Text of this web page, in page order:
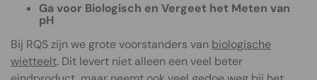
Ga voor Biologisch en Vergeet het Meten van
pH
Bij RQS zijn we grote voorstanders van biologische
wietteelt. Dit levert niet alleen een veel beter